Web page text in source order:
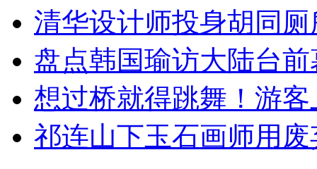
清华设计师投身胡同
盘点韩国瑜访大陆台
想过桥就得跳舞！游客
祁连山下玉石画师用